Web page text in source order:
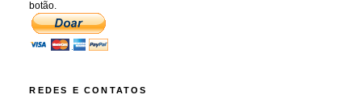
botão.
REDES E CONTATOS